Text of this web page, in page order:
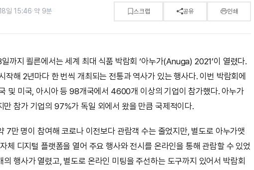
일 15:46·약 9분 스크랩 공유 인쇄
까지 쾰른에서는 세계 최대 식품 박람회 ‘아누가(Anuga) 2021’이 열렸다.
작해 2년마다 한 번씩 개최되는 전통과 역사가 있는 행사다. 이번 박람회에
및 미국, 아시아 등 98개국에서 4600개 이상의 기업이 참가했다. 아누가
만 참가 기업의 97%가 독일 외에서 왔을 만큼 국제적이다.
7만 명이 참여해 코로나 이전보다 관람객 수는 줄었지만, 별도로 아누가앳
디지털 플랫폼을 열어 주요 행사와 전시를 온라인을 통해 관람할 수 있었
행사가 열렸고, 별도로 온라인 미팅을 주선하는 도구까지 있어서 박람회